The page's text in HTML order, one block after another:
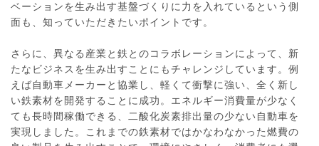
ベーションを生み出す基盤づくりに力を入れているという側
面も、知っていただきたいポイントです。
さらに、異なる産業と鉄とのコラボレーションによって、新
たなビジネスを生み出すことにもチャレンジしています。例
えば自動車メーカーと協業し、軽くて衝撃に強い、全く新し
い鉄素材を開発することに成功。エネルギー消費量が少なく
ても長時間稼働できる、二酸化炭素排出量の少ない自動車を
実現しました。これまでの鉄素材ではかなわなかった燃費の